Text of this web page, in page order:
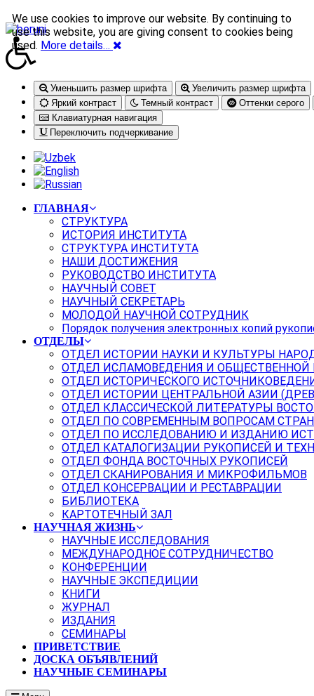
Уменьшить размер шрифта
Увеличить размер шрифта
Яркий контраст
Темный контраст
Оттенки серого
Клавиатурная навигация
Переключить подчеркивание
ГЛАВНАЯ
СТРУКТУРА
ИСТОРИЯ ИНСТИТУТА
СТРУКТУРА ИНСТИТУТА
НАШИ ДОСТИЖЕНИЯ
РУКОВОДСТВО ИНСТИТУТА
НАУЧНЫЙ СОВЕТ
НАУЧНЫЙ СЕКРЕТАРЬ
МОЛОДОЙ НАУЧНОЙ СОТРУДНИК
Порядок получения электронных копий
ОТДЕЛЫ
ОТДЕЛ ИСТОРИИ НАУКИ И КУЛЬТУРЫ
ОТДЕЛ ИСЛАМОВЕДЕНИЯ И
ОТДЕЛ ИСТОРИЧЕСКОГО
ОТДЕЛ ИСТОРИИ ЦЕНТРАЛЬНОЙ АЗИИ
ОТДЕЛ КЛАССИЧЕСКОЙ ЛИТЕРАТУРЫ
ОТДЕЛ ПО СОВРЕМЕННЫМ ВОПРОСАМ
ОТДЕЛ ПО ИССЛЕДОВАНИЮ И ИЗДАНИЮ
ОТДЕЛ КАТАЛОГИЗАЦИИ РУКОПИСЕЙ И
ОТДЕЛ ФОНДА ВОСТОЧНЫХ РУКОПИСЕЙ
ОТДЕЛ СКАНИРОВАНИЯ И МИКРОФИЛЬМОВ
ОТДЕЛ КОНСЕРВАЦИИ И РЕСТАВРАЦИИ
БИБЛИОТЕКА
КАРТОТЕЧНЫЙ ЗАЛ
НАУЧНАЯ ЖИЗНЬ
НАУЧНЫЕ ИССЛЕДОВАНИЯ
МЕЖДУНАРОДНОЕ СОТРУДНИЧЕСТВО
КОНФЕРЕНЦИИ
НАУЧНЫЕ ЭКСПЕДИЦИИ
КНИГИ
ЖУРНАЛ
ИЗДАНИЯ
СЕМИНАРЫ
ПРИВЕТСТВИЕ
ДОСКА ОБЪЯВЛЕНИЙ
НАУЧНЫЕ СЕМИНАРЫ
We use cookies to improve our website. By continuing to
use this website, you are giving consent to cookies being
used. More details…